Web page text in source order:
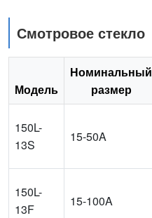
Смотровое стекло
Модель
Номинальный
размер
150L-
13S
15-50A
150L-
13F
15-100A